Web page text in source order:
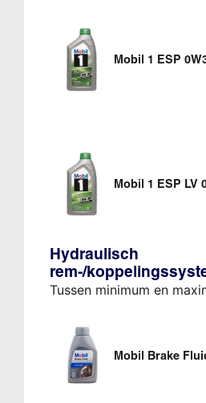
Mobil 1 ESP
Mobil 1 ESP LV
Hydraulisch
rem-/
Tussen minimum en
Mobil Brake